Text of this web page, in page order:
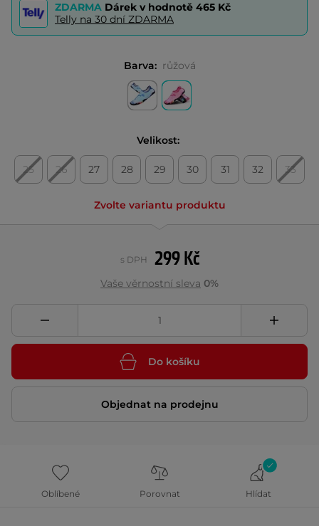
ZDARMA Dárek v hodnotě 465 Kč
Telly na 30 dní ZDARMA
Barva: růžová
Velikost:
25 26 27 28 29 30 31 32 33
Zvolte variantu produktu
299 Kč
s DPH
Vaše věrnostní sleva 0%
Do košíku
Objednat na prodejnu
Oblíbené Porovnat Hlídat